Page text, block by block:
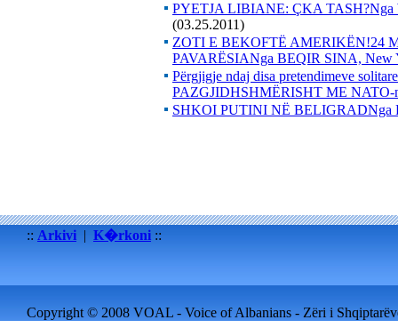
PYETJA LIBIANE: ÇKA TASH?Nga
(03.25.2011)
ZOTI E BEKOFTË AMERIKËN!24
PAVARËSIANga BEQIR SINA, New
Përgjigje ndaj disa pretendimeve
PAZGJIDHSHMËRISHT ME
SHKOI PUTINI NË
:: Arkivi | K�rkoni ::
Copyright © 2008 VOAL - Voice of Albanians - Zëri i